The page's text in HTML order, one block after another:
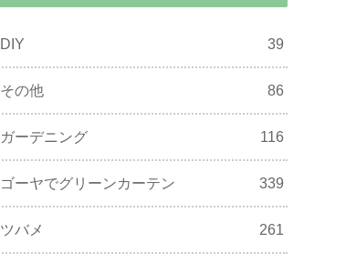
DIY 39
その他 86
ガーデニング 116
ゴーヤでグリーンカーテン 339
ツバメ 261